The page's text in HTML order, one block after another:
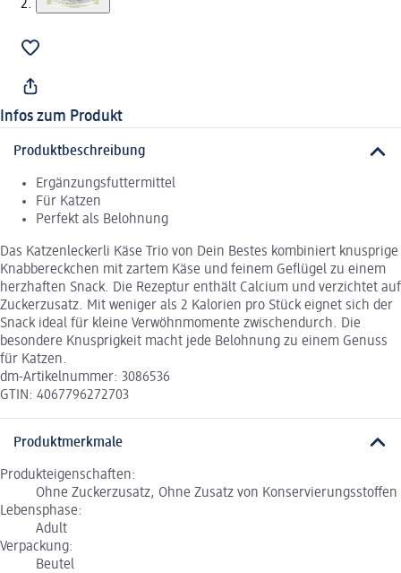
Infos zum Produkt
Produktbeschreibung
Ergänzungsfuttermittel
Für Katzen
Perfekt als Belohnung
Das Katzenleckerli Käse Trio von Dein Bestes kombiniert knusprige
Knabbereckchen mit zartem Käse und feinem Geflügel zu einem
herzhaften Snack. Die Rezeptur enthält Calcium und verzichtet auf
Zuckerzusatz. Mit weniger als 2 Kalorien pro Stück eignet sich der
Snack ideal für kleine Verwöhnmomente zwischendurch. Die
besondere Knusprigkeit macht jede Belohnung zu einem Genuss
für Katzen.
dm-Artikelnummer: 3086536
GTIN: 4067796272703
Produktmerkmale
Produkteigenschaften:
Ohne Zuckerzusatz, Ohne Zusatz von Konservierungsstoffen
Lebensphase:
Adult
Verpackung:
Beutel